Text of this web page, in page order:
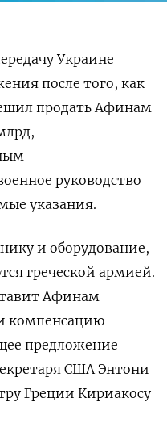
Украине
после того, как
продать Афинам
руководство
указания.
и оборудование,
греческой армией.
Афинам
компенсацию
предложение
США Энтони
Греции Кириакосу